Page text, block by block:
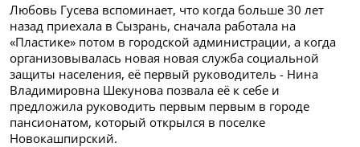
Любовь Гусева вспоминает, что когда больше 30 лет
назад приехала в Сызрань, сначала работала на
«Пластике» потом в городской администрации, а когда
организовывалась новая новая служба социальной
защиты населения, её первый руководитель - Нина
Владимировна Шекунова позвала её к себе и
предложила руководить первым первым в городе
пансионатом, который открылся в поселке
Новокашпирский.